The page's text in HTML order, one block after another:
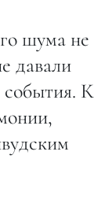
шума не
давали
события. К